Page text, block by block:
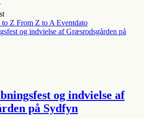
to Z From Z to A Eventdato
og indvielse af
på Sydfyn